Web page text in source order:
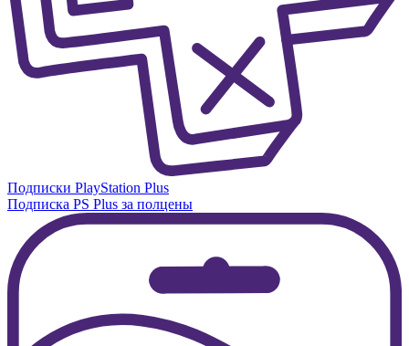
Подписки PlayStation Plus
Подписка PS Plus за полцены